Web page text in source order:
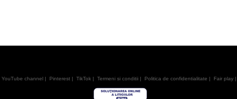
YouTube channel| Pinterest| TikTok| Termeni si conditii| Politica de confidentialitate | Fair play|